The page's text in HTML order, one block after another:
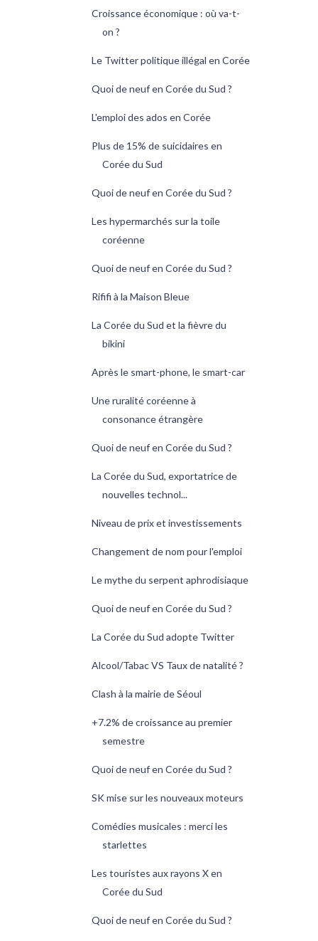
Croissance économique : où va-t-
on ?
Le Twitter politique illégal en Corée
Quoi de neuf en Corée du Sud ?
L'emploi des ados en Corée
Plus de 15% de suicidaires en
Corée du Sud
Quoi de neuf en Corée du Sud ?
Les hypermarchés sur la toile
coréenne
Quoi de neuf en Corée du Sud ?
Rififi à la Maison Bleue
La Corée du Sud et la fièvre du
bikini
Après le smart-phone, le smart-car
Une ruralité coréenne à
consonance étrangère
Quoi de neuf en Corée du Sud ?
La Corée du Sud, exportatrice de
nouvelles technol...
Niveau de prix et investissements
Changement de nom pour l'emploi
Le mythe du serpent aphrodisiaque
Quoi de neuf en Corée du Sud ?
La Corée du Sud adopte Twitter
Alcool/Tabac VS Taux de natalité ?
Clash à la mairie de Séoul
+7.2% de croissance au premier
semestre
Quoi de neuf en Corée du Sud ?
SK mise sur les nouveaux moteurs
Comédies musicales : merci les
starlettes
Les touristes aux rayons X en
Corée du Sud
Quoi de neuf en Corée du Sud ?